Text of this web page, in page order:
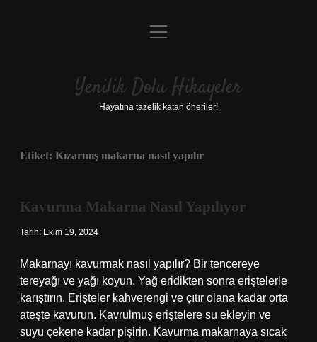
Anasayfa
Yasal Uyarı
menüyü
Yenilik Dolu Hikayeler
Hayatına tazelik katan öneriler!
Etiket: Kızarmış makarna nasıl yapılır
Kavurma Makarna Nasıl Yapılıyor
Tarih: Ekim 19, 2024
Makarnayı kavurmak nasıl yapılır? Bir tencereye
tereyağı ve yağı koyun. Yağ eridikten sonra eriştelerle
karıştırın. Erişteler kahverengi ve çıtır olana kadar orta
ateşte kavurun. Kavrulmuş eriştelere su ekleyin ve
suyu çekene kadar pişirin. Kavurma makarnaya sıcak